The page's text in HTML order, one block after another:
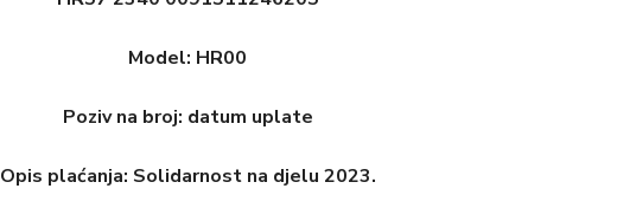
Model: HR00
Poziv na broj: datum uplate
Opis plaćanja: Solidarnost na djelu 2023.